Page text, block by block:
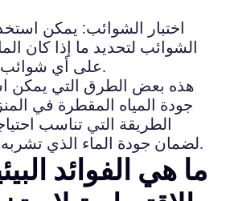
الشوائب لتحديد ما إذا كان
على أي شوائب غير مرغوب فيها.
هذه بعض الطرق التي يمكن
جودة المياه المقطرة في
الطريقة التي تناسب
لضمان جودة الماء الذي تشربه وتستخدمه يومياً.
ما هي الفوائد